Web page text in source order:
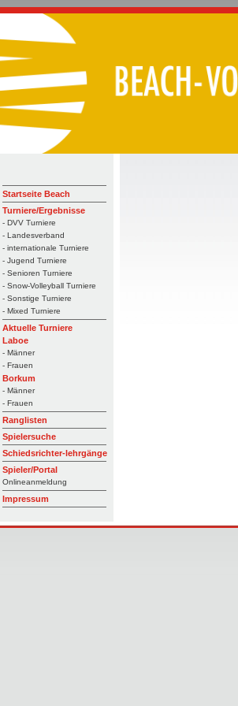
Startseite Beach
Turniere/Ergebnisse
- DVV Turniere
- Landesverband
- internationale Turniere
- Jugend Turniere
- Senioren Turniere
- Snow-Volleyball Turniere
- Sonstige Turniere
- Mixed Turniere
Aktuelle Turniere
Laboe
- Männer
- Frauen
Borkum
- Männer
- Frauen
Ranglisten
Spielersuche
Schiedsrichter-lehrgänge
Spieler/Portal
Onlineanmeldung
Impressum